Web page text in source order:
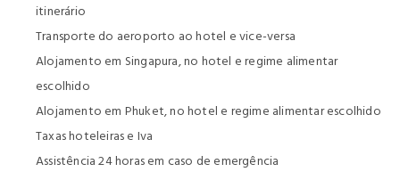
itinerário
Transporte do aeroporto ao hotel e vice-versa
Alojamento em Singapura, no hotel e regime alimentar
escolhido
Alojamento em Phuket, no hotel e regime alimentar escolhido
Taxas hoteleiras e Iva
Assistência 24 horas em caso de emergência